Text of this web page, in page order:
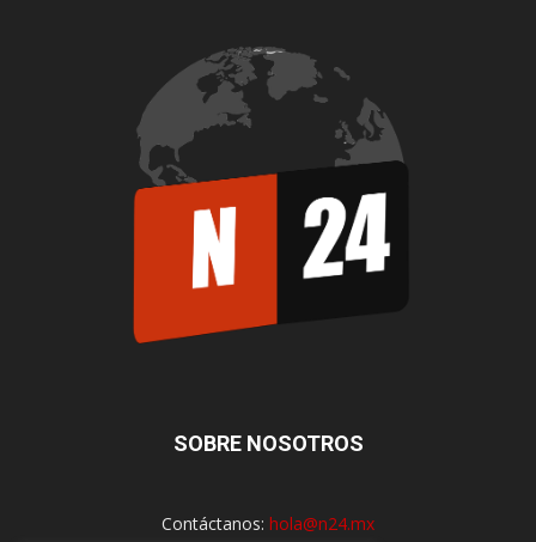
SOBRE NOSOTROS
Contáctanos: hola@n24.mx